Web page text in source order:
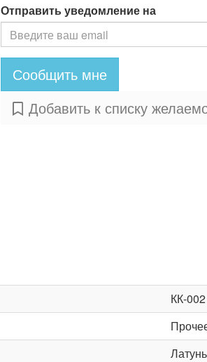
Отправить уведомление на
Сообщить мне
Добавить к списку
КК-002
Латунь